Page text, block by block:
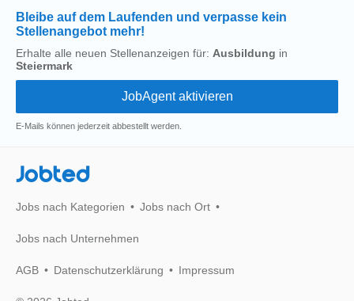
Bleibe auf dem Laufenden und verpasse kein
Stellenangebot mehr!
Erhalte alle neuen Stellenanzeigen für: Ausbildung in
Steiermark
E-Mails können jederzeit abbestellt werden.
Jobted
Jobs nach Kategorien Jobs nach Ort
Jobs nach Unternehmen
AGB Datenschutzerklärung Impressum